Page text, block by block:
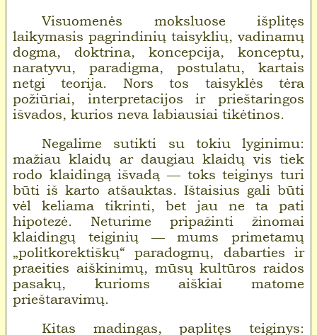
Visuomenės moksluose išplitęs
laikymasis pagrindinių taisyklių, vadinamų
dogma, doktrina, koncepcija, konceptu,
naratyvu, paradigma, postulatu, kartais
netgi teorija. Nors tos taisyklės tėra
požiūriai, interpretacijos ir prieštaringos
išvados, kurios neva labiausiai tikėtinos.
Negalime sutikti su tokiu lyginimu:
mažiau klaidų ar daugiau klaidų vis tiek
rodo klaidingą išvadą — toks teiginys turi
būti iš karto atšauktas. Ištaisius gali būti
vėl keliama tikrinti, bet jau ne ta pati
hipotezė. Neturime pripažinti žinomai
klaidingų teiginių — mums primetamų
„politkorektiškų“ paradogmų, dabarties ir
praeities aiškinimų, mūsų kultūros raidos
pasakų, kurioms aiškiai matome
prieštaravimų.
Kitas madingas, paplitęs teiginys: